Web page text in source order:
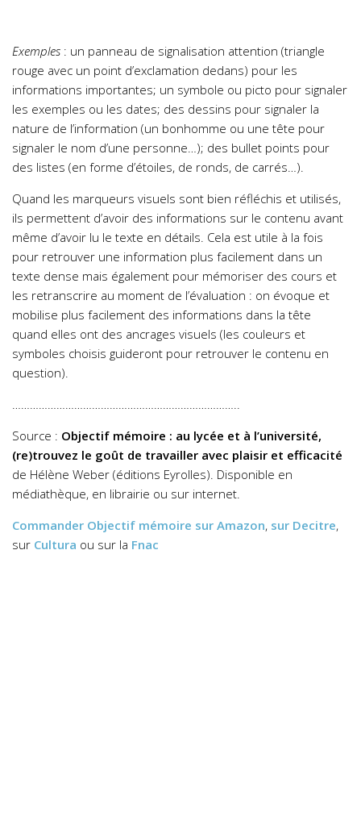
Exemples : un panneau de signalisation attention (triangle
rouge avec un point d’exclamation dedans) pour les
informations importantes; un symbole ou picto pour signaler
les exemples ou les dates; des dessins pour signaler la
nature de l’information (un bonhomme ou une tête pour
signaler le nom d’une personne…); des bullet points pour
des listes (en forme d’étoiles, de ronds, de carrés…).
Quand les marqueurs visuels sont bien réfléchis et utilisés,
ils permettent d’avoir des informations sur le contenu avant
même d’avoir lu le texte en détails. Cela est utile à la fois
pour retrouver une information plus facilement dans un
texte dense mais également pour mémoriser des cours et
les retranscrire au moment de l’évaluation : on évoque et
mobilise plus facilement des informations dans la tête
quand elles ont des ancrages visuels (les couleurs et
symboles choisis guideront pour retrouver le contenu en
question).
Source : Objectif mémoire : au lycée et à l’université,
(re)trouvez le goût de travailler avec plaisir et efficacité
de Hélène Weber (éditions Eyrolles). Disponible en
médiathèque, en librairie ou sur internet.
Commander Objectif mémoire sur Amazon, sur Decitre,
sur Cultura ou sur la Fnac